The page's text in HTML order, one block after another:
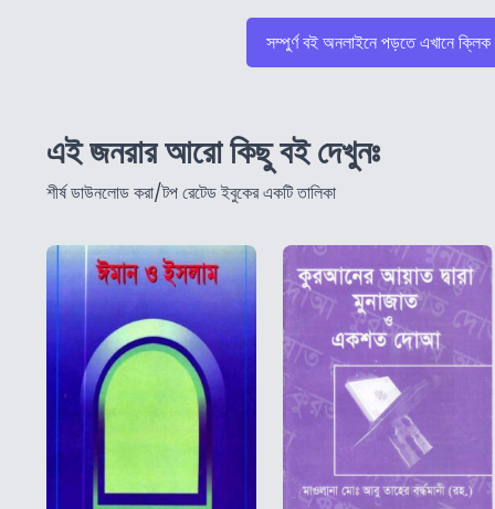
সম্পুর্ণ বই অনলাইনে পড়তে এখানে
এই জনরার আরো কিছু বই দেখুনঃ
শীর্ষ ডাউনলোড করা/টপ রেটেড ইবুকের একটি তালিকা